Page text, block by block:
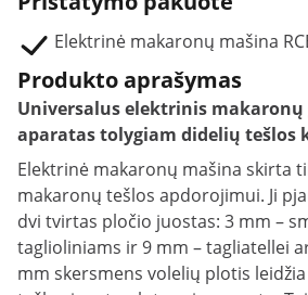
Elektrinė makaronų mašina
Produkto aprašymas
Universalus elektrinis
aparatas tolygiam didelių tešlos
Elektrinė makaronų mašina skirta
makaronų tešlos apdorojimui. Ji
dvi tvirtas pločio juostas: 3 mm –
taglioliniams ir 9 mm – tagliatellei
mm skersmens volelių plotis